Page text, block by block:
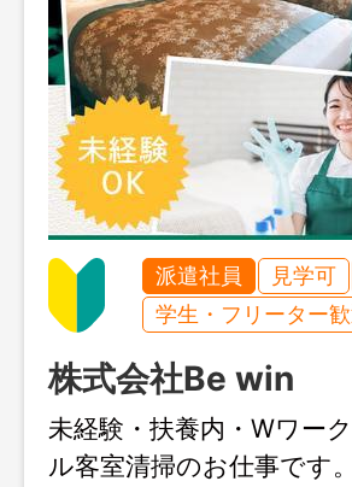
派遣社員 見学可
学生・フリーター
株式会社Be win
未経験・扶養内・Wワー
ル客室清掃のお仕事です